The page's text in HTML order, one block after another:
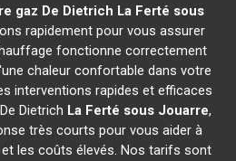
gaz De Dietrich La Ferté sous
rapidement pour vous assurer
fonctionne correctement
chaleur confortable dans votre
interventions rapides et efficaces
Dietrich La Ferté sous Jouarre,
très courts pour vous aider à
les coûts élevés. Nos tarifs sont